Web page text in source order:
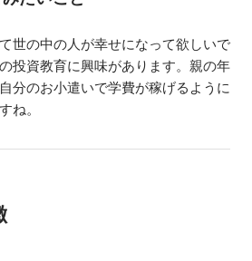
世の中の人が幸せになって欲しいで
投資教育に興味があります。親の年
分のお小遣いで学費が稼げるように
ね。